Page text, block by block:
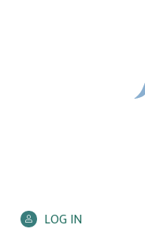
LOG IN